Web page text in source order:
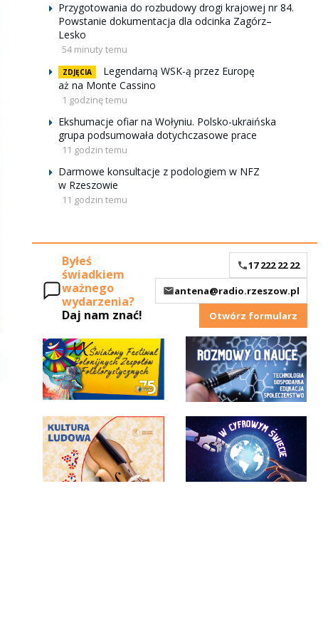
Przygotowania do rozbudowy drogi krajowej nr 84.
Powstanie dokumentacja dla odcinka Zagórz–
Lesko
54 minuty temu
ZDJĘCIA
Legendarną WSK-ą przez Europę
aż na Monte Cassino
1 godzinę temu
Ekshumacje ofiar na Wołyniu. Polsko-ukraińska
grupa podsumowała dotychczasowe prace
11 godzin temu
Darmowe konsultacje z podologiem w NFZ
w Rzeszowie
11 godzin temu
Byłeś
świadkiem
ważnego
wydarzenia?
Daj nam znać!
17 222 22 22
antena@radio.rzeszow.pl
Otwórz formularz